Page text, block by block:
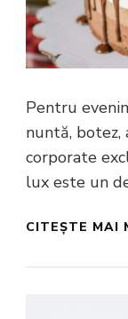
Pentru
nuntă, botez,
corporate
lux este un
CITEȘTE MAI